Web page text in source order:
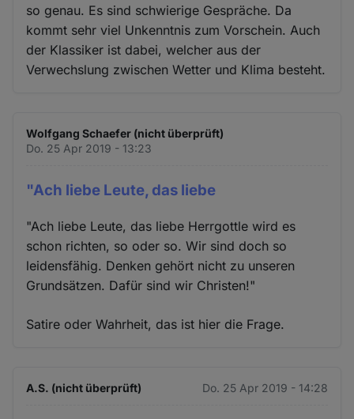
so genau. Es sind schwierige Gespräche. Da
kommt sehr viel Unkenntnis zum Vorschein. Auch
der Klassiker ist dabei, welcher aus der
Verwechslung zwischen Wetter und Klima besteht.
Wolfgang Schaefer (nicht überprüft)
Do. 25 Apr 2019 - 13:23
"Ach liebe Leute, das liebe
"Ach liebe Leute, das liebe Herrgottle wird es
schon richten, so oder so. Wir sind doch so
leidensfähig. Denken gehört nicht zu unseren
Grundsätzen. Dafür sind wir Christen!"
Satire oder Wahrheit, das ist hier die Frage.
A.S. (nicht überprüft) Do. 25 Apr 2019 - 14:28